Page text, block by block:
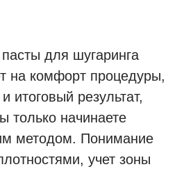
для шугаринга
на комфорт процедуры,
итоговый результат,
только начинаете
методом. Понимание
учет зоны